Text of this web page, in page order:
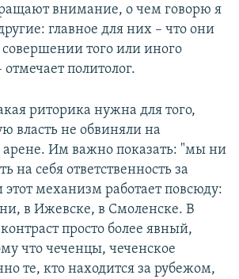
внимание, о чем говорю я
главное для них – что они
того или иного
политолог.
риторика нужна для того,
власть не обвиняли на
Им важно показать: "мы ни
на себя ответственность за
механизм работает повсюду:
в Ижевске, в Смоленске. В
просто более явный,
что чеченцы, чеченское
те, кто находится за рубежом,